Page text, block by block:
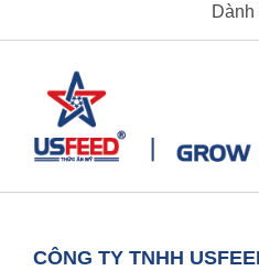
CÔNG TY TNHH